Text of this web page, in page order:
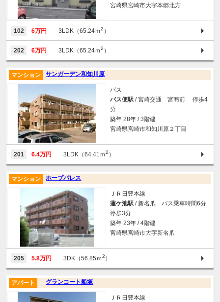
宮崎県宮崎市大字本郷北方
102 6万円 3LDK（65.24ｍ2 ）
202 6万円 3LDK（65.24ｍ2 ）
サンガーデン和知川原
マンション
バス
バス便駅 / 宮崎交通 宮商前 停歩4
分
築年 28年 / 3階建
宮崎県宮崎市和知川原２丁目
201 6.4万円 3LDK（64.41ｍ2 ）
ホープパレス
マンション
ＪＲ日豊本線
蓮ケ池駅 / 新名爪 バス乗車時間6分
停歩3分
築年 23年 / 4階建
宮崎県宮崎市大字新名爪
205 5.8万円 3DK（56.85ｍ2 ）
グランコート船塚
アパート
ＪＲ日豊本線